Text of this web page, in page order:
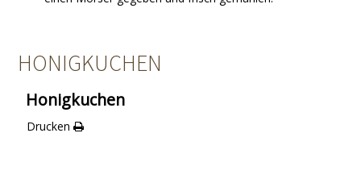
HONIGKUCHEN
Honigkuchen
Drucken